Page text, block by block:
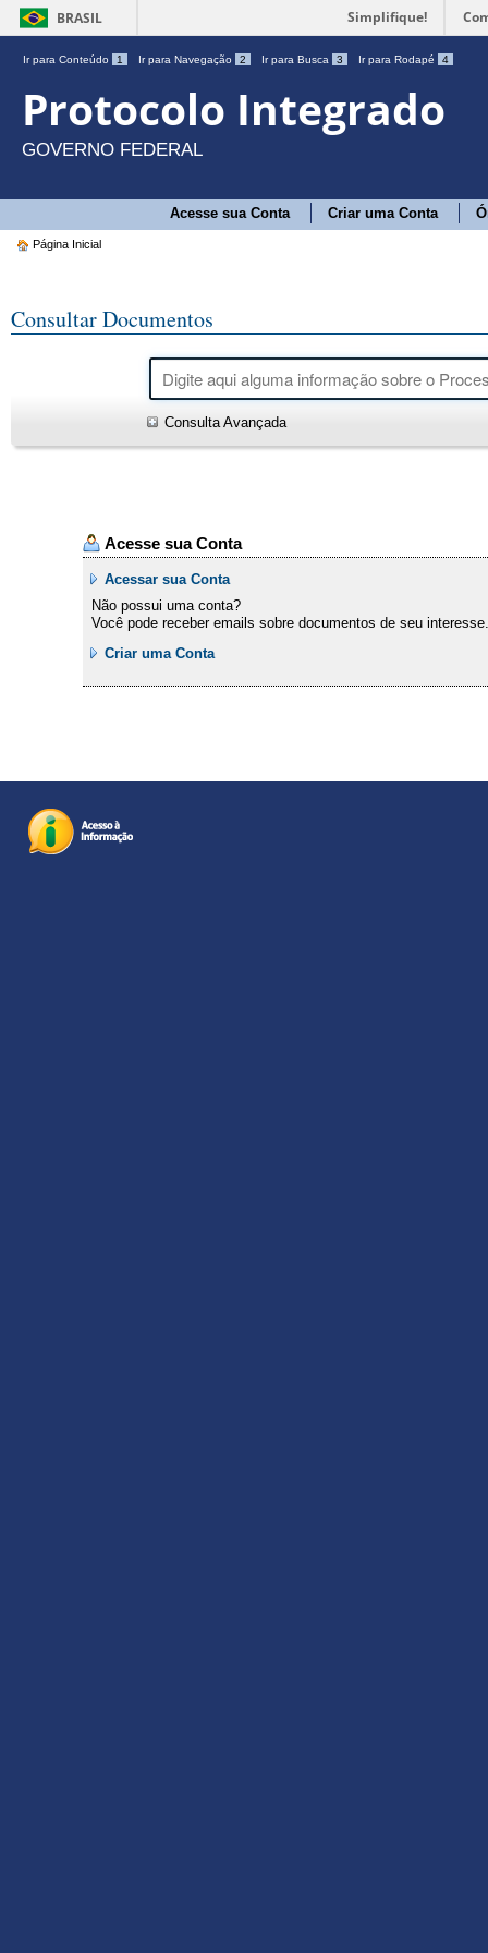
BRASIL Simplifique!
Ir para Conteúdo 1 Ir para Navegação 2 Ir para Busca 3 Ir para Rodapé 4
Protocolo Integrado
GOVERNO FEDERAL
Acesse sua Conta Criar uma Conta
Página Inicial
Consultar Documentos
Consulta Avançada
Acesse sua Conta
Acessar sua Conta
Não possui uma conta?
Você pode receber emails sobre documentos de seu interesse.
Criar uma Conta